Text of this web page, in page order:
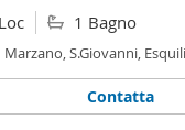
1 Bagno
Marzano, S.Giovanni,
Contatta